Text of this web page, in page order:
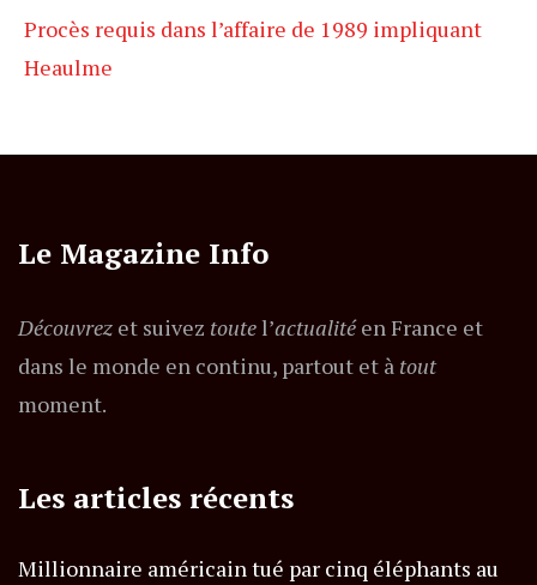
Procès requis dans l’affaire de 1989 impliquant
Heaulme
Le Magazine Info
Découvrez et suivez toutel’actualitéen France et
dans le monde en continu, partout et à tout
moment.
Les articles récents
Millionnaire américain tué par cinq éléphants au